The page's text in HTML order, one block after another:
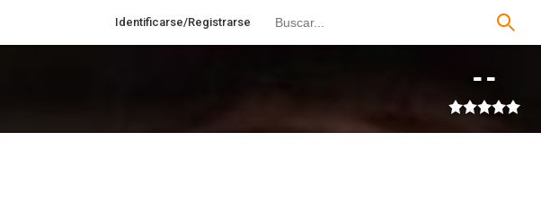
Identificarse/Registrarse
--